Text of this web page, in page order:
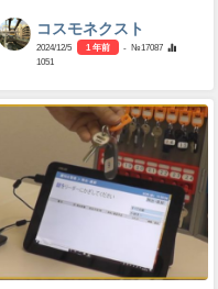
コスモネクスト
2024/12/5 1 年前
- №17087
1051